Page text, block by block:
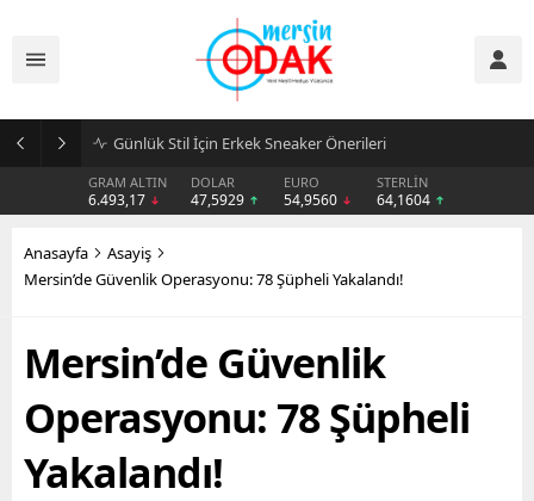
Günlük Stil İçin Erkek Sneaker Önerileri
GRAM ALTIN
6.493,17
DOLAR
47,5929
EURO
54,9560
STERLİN
64,1604
Anasayfa
Asayiş
Mersin’de Güvenlik Operasyonu: 78 Şüpheli Yakalandı!
Mersin’de Güvenlik
Operasyonu: 78 Şüpheli
Yakalandı!